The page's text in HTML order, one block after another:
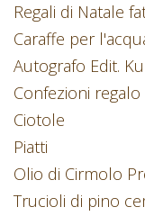
Regali di Natale
Caraffe per
Autografo Edit.
Confezioni regalo
Ciotole
Piatti
Olio di Cirmolo
Trucioli di pino